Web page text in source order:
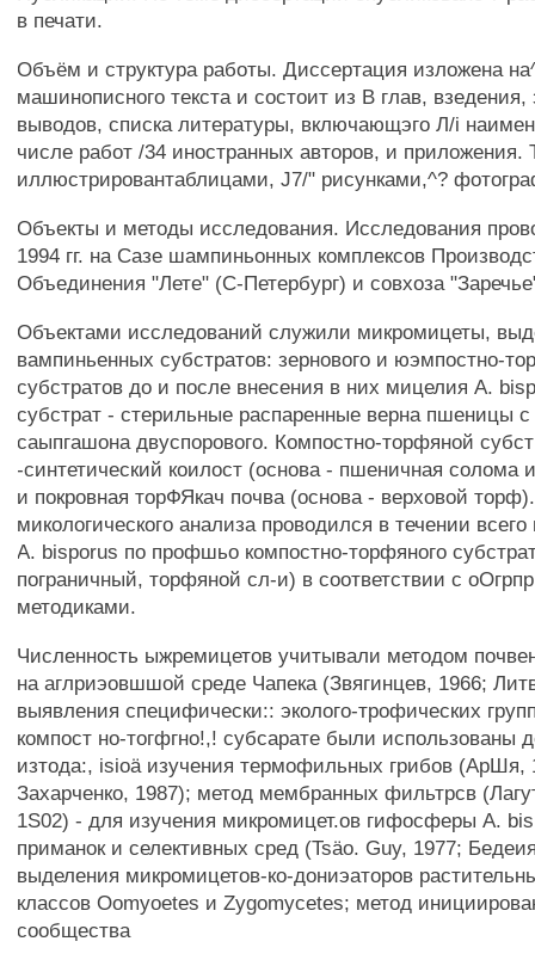
в печати.
Объём и структура работы. Диссертация изложена
машинописного текста и состоит из В глав,
выводов, списка литературы, включающэго Л/i
числе работ /34 иностранных авторов, и приложения.
иллюстрировантаблицами, J7/" рисунками,^?
Объекты и методы исследования. Исследования
1994 гг. на Сазе шампиньонных комплексов
Объединения "Лете" (С-Петербург) и совхоза
Объектами исследований служили микромицеты,
вампиньенных субстратов: зернового и юэмпостно-
субстратов до и после внесения в них мицелия А.
субстрат - стерильные распаренные верна пшеницы
саыпгашона двуспорового. Компостно-торфяной
-синтетический коилост (основа - пшеничная солома
и покровная торФЯкач почва (основа - верховой
микологического анализа проводился в течении
А. bisporus по профшьо компостно-торфяного
пограничный, торфяной сл-и) в соответствии с
методиками.
Численность ыжремицетов учитывали методом
на аглриэовшшой среде Чапека (Звягинцев, 1966;
выявления специфически:: эколого-трофических
компост но-тогфгно!,! субсарате были использованы
изтода:, isioä изучения термофильных грибов (АрШя,
Захарченко, 1987); метод мембранных фильтрсв
1S02) - для изучения микромицет.ов гифосферы А.
приманок и селективных сред (Tsäo. Guy, 1977;
выделения микромицетов-ко-дониэаторов
классов Oomyoetes и Zygomycetes; метод
сообщества